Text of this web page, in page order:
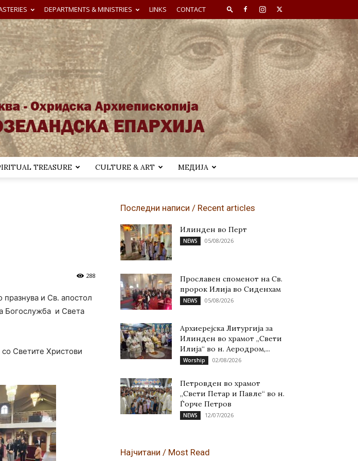
DEPARTMENTS & MINISTRIES LINKS CONTACT
TREASURE CULTURE & ART МЕДИЈА
288
празнува и Св. апостол
Богослужба и Света
со Светите Христови
Последни написи / Recent articles
Илинден во Перт
NEWS 05/08/2026
Прославен споменот на Св.
пророк Илија во Сиденхам
NEWS 05/08/2026
Архиерејска Литургија за
Илинден во храмот „Свети
Илија“ во н. Аеродром,...
Worship 02/08/2026
Петровден во храмот
„Свети Петар и Павле“ во н.
Ѓорче Петров
NEWS 12/07/2026
Најчитани / Most Read